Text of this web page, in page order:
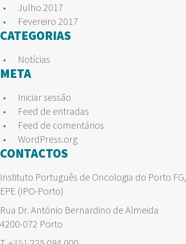
Julho 2017
Fevereiro 2017
CATEGORIAS
Notícias
META
Iniciar sessão
Feed de entradas
Feed de comentários
WordPress.org
CONTACTOS
Instituto Português de Oncologia do Porto FG,
EPE (IPO-Porto)
Rua Dr. António Bernardino de Almeida
4200-072 Porto